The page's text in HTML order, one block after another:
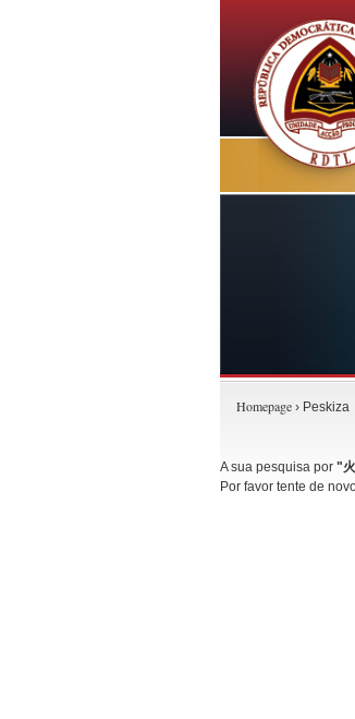
Homepage › Peskiza
A sua pesquisa por "
Por favor tente de